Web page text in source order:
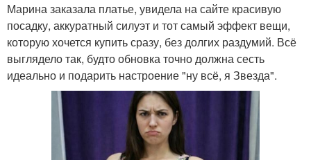
Марина заказала платье, увидела на сайте красивую
посадку, аккуратный силуэт и тот самый эффект вещи,
которую хочется купить сразу, без долгих раздумий. Всё
выглядело так, будто обновка точно должна сесть
идеально и подарить настроение "ну всё, я Звезда".